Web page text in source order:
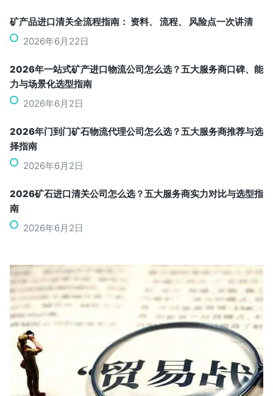
矿产品进口清关全流程指南： 资料、 流程、 风险点一次讲清
2026年6月22日
2026年一站式矿产进口物流公司怎么选？五大服务商口碑、能
力与场景化选型指南
2026年6月2日
2026年门到门矿石物流代理公司怎么选？五大服务商推荐与选
择指南
2026年6月2日
2026矿石进口清关公司怎么选？五大服务商实力对比与选型指
南
2026年6月2日